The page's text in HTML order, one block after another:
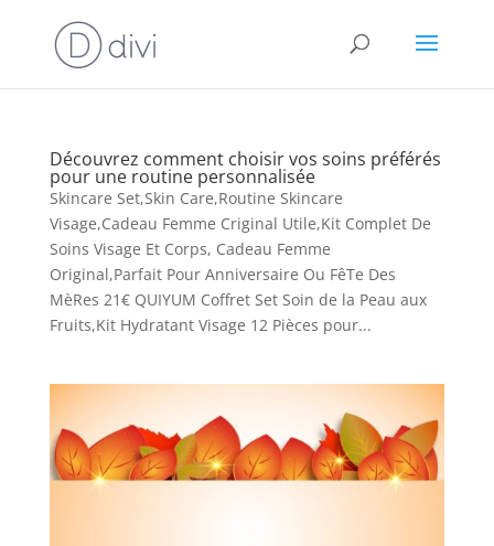
Découvrez comment choisir vos soins préférés
pour une routine personnalisée
Skincare Set,Skin Care,Routine Skincare
Visage,Cadeau Femme Criginal Utile,Kit Complet De
Soins Visage Et Corps, Cadeau Femme
Original,Parfait Pour Anniversaire Ou FêTe Des
MèRes 21€ QUIYUM Coffret Set Soin de la Peau aux
Fruits,Kit Hydratant Visage 12 Pièces pour...